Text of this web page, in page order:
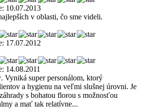
10.07.2013
v oblasti, čo sme videli.
17.07.2012
14.08.2011
Vyniká super personálom, ktorý
a hygienu na veľmi slušnej úrovni. Je
s bohatou florou s možnosťou
a mať tak relatívne...